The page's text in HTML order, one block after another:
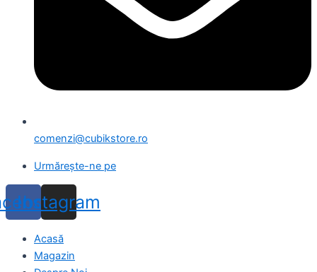
comenzi@cubikstore.ro
Urmărește-ne pe
Instagram
Acasă
Magazin